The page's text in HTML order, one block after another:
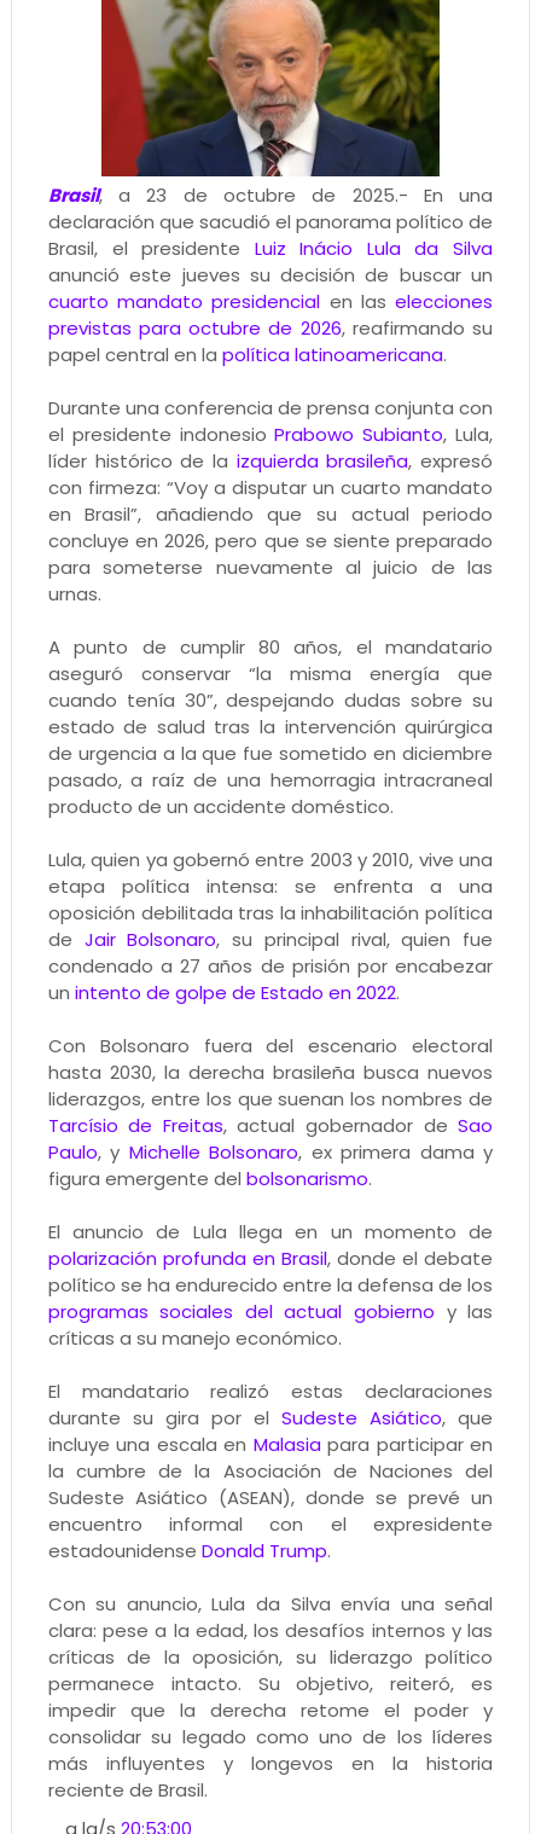
Brasil, a 23 de octubre de 2025.- En una
declaración que sacudió el panorama político de
Brasil, el presidente Luiz Inácio Lula da Silva
anunció este jueves su decisión de buscar un
cuarto mandato presidencial en laselecciones
previstas para octubre de 2026, reafirmando su
papel central en la política latinoamericana.
Durante una conferencia de prensa conjunta con
el presidente indonesioPrabowo Subianto, Lula,
líder histórico de la izquierda brasileña, expresó
con firmeza: “Voy a disputar un cuarto mandato
en Brasil”, añadiendo que su actual periodo
concluye en 2026, pero que se siente preparado
para someterse nuevamente al juicio de las
urnas.
A punto de cumplir 80 años, el mandatario
aseguró conservar “la misma energía que
cuando tenía 30”, despejando dudas sobre su
estado de salud tras la intervención quirúrgica
de urgencia a la que fue sometido en diciembre
pasado, a raíz de una hemorragia intracraneal
producto de un accidente doméstico.
Lula, quien ya gobernó entre 2003 y 2010, vive una
etapa política intensa: se enfrenta a una
oposición debilitada tras la inhabilitación política
de Jair Bolsonaro, su principal rival, quien fue
condenado a 27 años de prisión por encabezar
un intento de golpe de Estado en 2022.
Con Bolsonaro fuera del escenario electoral
hasta 2030, la derecha brasileña busca nuevos
liderazgos, entre los que suenan los nombres de
Tarcísio de Freitas, actual gobernador deSao
Paulo, y Michelle Bolsonaro, ex primera dama y
figura emergente del bolsonarismo.
El anuncio de Lula llega en un momento de
polarización profunda en Brasil, donde el debate
político se ha endurecido entre la defensa de los
programas sociales del actual gobierno y las
críticas a su manejo económico.
El mandatario realizó estas declaraciones
durante su gira por elSudeste Asiático, que
incluye una escala en Malasiapara participar en
la cumbre de la Asociación de Naciones del
Sudeste Asiático (ASEAN), donde se prevé un
encuentro informal con el expresidente
estadounidense Donald Trump.
Con su anuncio, Lula da Silva envía una señal
clara: pese a la edad, los desafíos internos y las
críticas de la oposición, su liderazgo político
permanece intacto. Su objetivo, reiteró, es
impedir que la derecha retome el poder y
consolidar su legado como uno de los líderes
más influyentes y longevos en la historia
reciente de Brasil.
a la/s20:53:00